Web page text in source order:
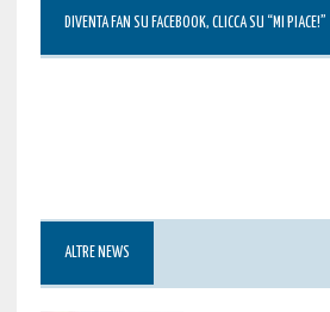
DIVENTA FAN SU FACEBOOK, CLICCA SU “MI PIACE!”
ALTRE NEWS